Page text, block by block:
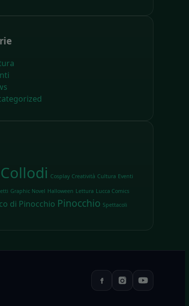
Collodi Cosplay Creatività Cultura Eventi
Graphic Novel Halloween Lettura Lucca Comics
di Pinocchio Pinocchio Spettacoli